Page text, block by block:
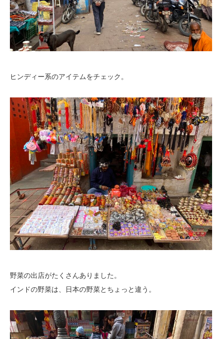
ヒンディー系のアイテムをチェック。
野菜の出店がたくさんありました。
インドの野菜は、日本の野菜とちょっと違う。